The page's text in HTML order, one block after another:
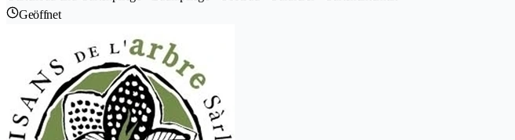
Geöffnet